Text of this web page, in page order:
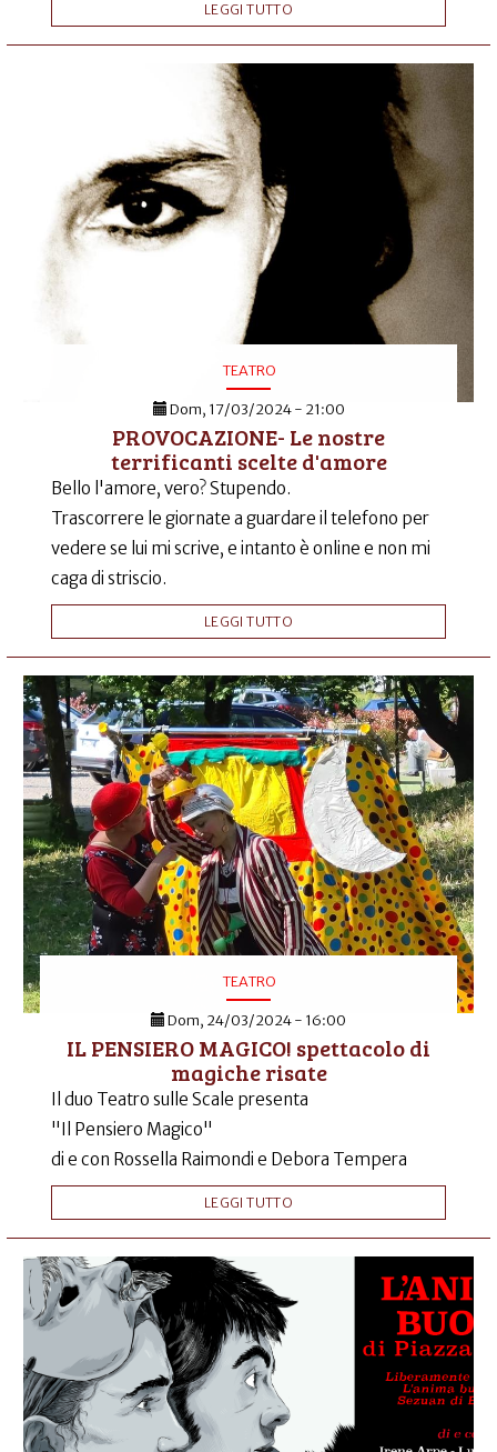
LEGGI TUTTO
TEATRO
Dom, 17/03/2024 - 21:00
PROVOCAZIONE- Le nostre
terrificanti scelte d'amore
Bello l'amore, vero? Stupendo.
Trascorrere le giornate a guardare il telefono per
vedere se lui mi scrive, e intanto è online e non mi
caga di striscio.
LEGGI TUTTO
TEATRO
Dom, 24/03/2024 - 16:00
IL PENSIERO MAGICO! spettacolo di
magiche risate
Il duo Teatro sulle Scale presenta
"Il Pensiero Magico"
di e con Rossella Raimondi e Debora Tempera
LEGGI TUTTO